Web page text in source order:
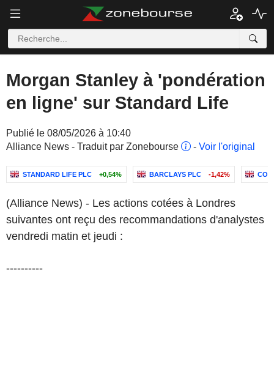
Morgan Stanley à 'pondération
en ligne' sur Standard Life
Publié le 08/05/2026 à 10:40
Alliance News - Traduit par Zonebourse
- Voir l'original
STANDARD LIFE PLC +0,54% BARCLAYS PLC -1,42%
(Alliance News) - Les actions cotées à Londres
suivantes ont reçu des recommandations d'analystes
vendredi matin et jeudi :
----------